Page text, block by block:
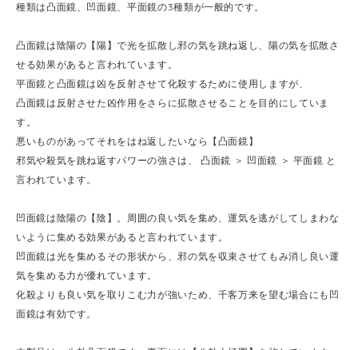
種類は凸面鏡、凹面鏡、平面鏡の3種類が一般的です。
凸面鏡は陰陽の【陽】で光を拡散し邪の気を跳ね返し、陽の気を拡散さ
せる効果があると言われています。
平面鏡と凸面鏡は凶を反射させて化殺するために使用しますが、
凸面鏡は反射させた凶作用をさらに拡散させることを目的にしていま
す。
悪いものがあってそれをはね返したいなら【凸面鏡】
邪気や殺気を跳ね返すパワーの強さは、 凸面鏡 ＞ 凹面鏡 ＞ 平面鏡 と
言われています。
凹面鏡は陰陽の【陰】。周囲の良い気を集め、運気を逃がしてしまわな
いように集める効果があると言われています。
凹面鏡は光を集めるその形状から、邪の気を収束させてもみ消し良い運
気を集める力が優れています。
化殺よりも良い気を取りこむ力が強いため、千客万来を望む場合にも凹
面鏡は有効です。